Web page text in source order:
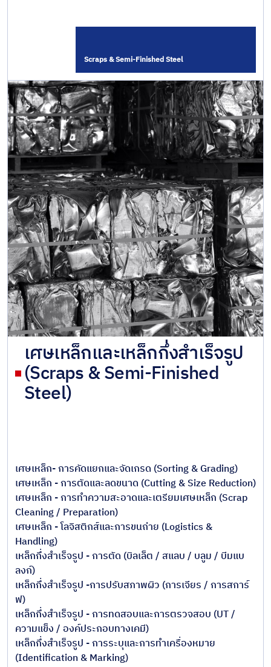
Scraps & Semi-Finished Steel
เศษเหล็กและเหล็กกึ่งสำเร็จรูป
(Scraps & Semi-Finished
Steel)
เศษเหล็ก- การคัดแยกและจัดเกรด (Sorting & Grading)
เศษเหล็ก - การตัดและลดขนาด (Cutting & Size Reduction)
เศษเหล็ก - การทำความสะอาดและเตรียมเศษเหล็ก (Scrap
Cleaning / Preparation)
เศษเหล็ก - โลจิสติกส์และการขนถ่าย (Logistics &
Handling)
เหล็กกึ่งสำเร็จรูป - การตัด (บิลเล็ต / สแลบ / บลูม / บีมแบ
ลงก์)
เหล็กกึ่งสำเร็จรูป -การปรับสภาพผิว (การเจียร / การสการ์
ฟ)
เหล็กกึ่งสำเร็จรูป - การทดสอบและการตรวจสอบ (UT /
ความแข็ง / องค์ประกอบทางเคมี)
เหล็กกึ่งสำเร็จรูป - การระบุและการทำเครื่องหมาย
(Identification & Marking)